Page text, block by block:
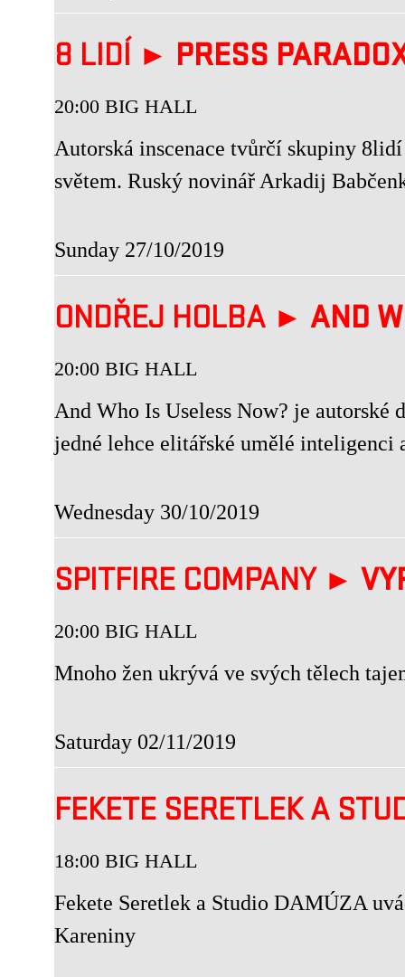
8 LIDÍ ► PRESS
20:00 BIG HALL
Autorská inscenace tvůrčí skupiny
světem. Ruský novinář Arkadij
Sunday 27/10/2019
ONDŘEJ HOLBA ► AND
20:00 BIG HALL
And Who Is Useless Now? je
jedné lehce elitářské umělé
Wednesday 30/10/2019
SPITFIRE COMPANY ►
20:00 BIG HALL
Mnoho žen ukrývá ve svých tělech
Saturday 02/11/2019
FEKETE SERETLEK A
18:00 BIG HALL
Fekete Seretlek a Studio DAMÚZA
Kareniny